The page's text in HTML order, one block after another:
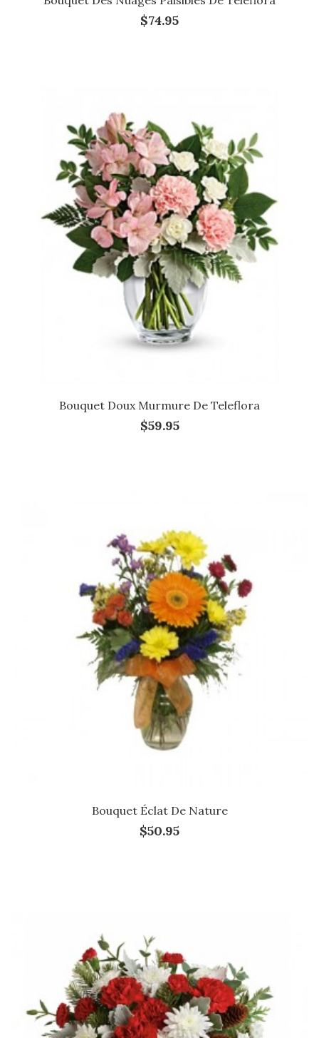
$74.95
Bouquet Doux Murmure De Teleflora
$59.95
Bouquet Éclat De Nature
$50.95